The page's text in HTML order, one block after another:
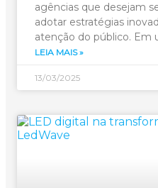
agências que desejam
adotar estratégias
atenção do público. Em
LEIA MAIS »
13/03/2025